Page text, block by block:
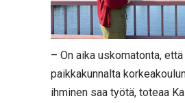
– On aika uskomatonta,
paikkakunnalta
ihminen saa työtä, toteaa